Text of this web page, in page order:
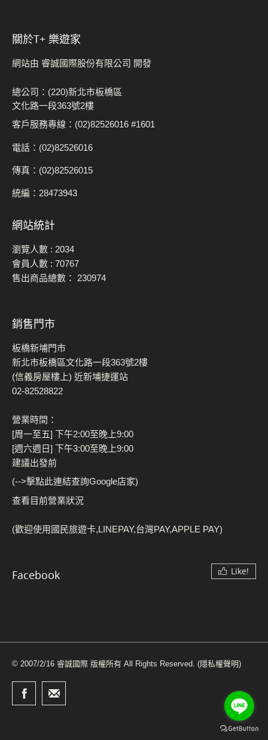
關於t+ 樂遊家
網站由 睿誠國際股份有限公司 開發
總公司：(220)新北市板橋區
文化路一段363號2樓
客戶服務專線：(02)82526016 #1601
電話：(02)82526016
傳真：(02)82526015
統編：28473943
網站統計
瀏覽人數 : 2034
會員人數 : 70767
售出商品總數： 230974
銷售門市
板橋新埔門市
新北市板橋區文化路一段363號2樓
(信義房屋樓上) 近新埔捷運站
02-82528822
營業時間：
[周一至五] 下午2:00至晚上9:00
[週六週日] 下午3:00至晚上9:00
建議出發前
(-->擊點此連結查詢Google店家)
查看目前營業狀況
(歡迎使用國民旅遊卡,LINEPAY,台灣PAY,APPLE PAY)
Facebook Like!
© 2007/2/16 睿誠國際 版權所有 All Rights Reserved. (隱私權聲明)